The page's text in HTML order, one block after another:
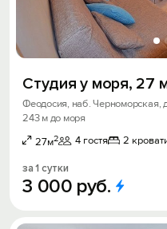
Студия у моря, 27
Феодосия, наб. Черноморская,
243 м до моря
27м2 4 гостя 2
за 1 сутки
3 000 руб.